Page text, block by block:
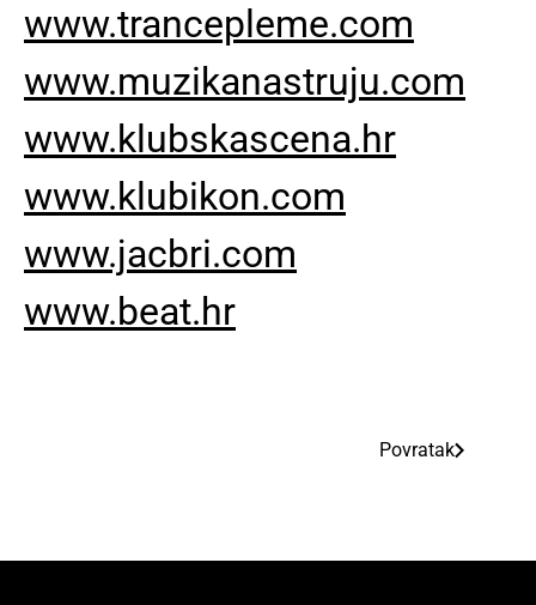
www.trancepleme.com
www.muzikanastruju.com
www.klubskascena.hr
www.klubikon.com
www.jacbri.com
www.beat.hr
Povratak